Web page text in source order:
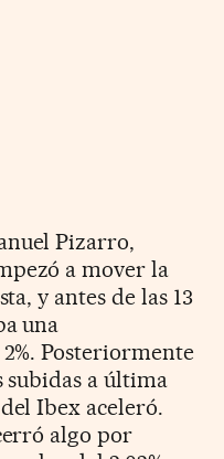
Pizarro,
a mover la
y antes de las 13
una
Posteriormente
subidas a última
Ibex aceleró.
algo por